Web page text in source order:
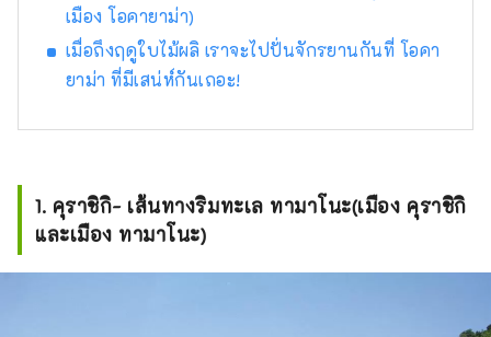
เมือง โอคายาม่า)
เมื่อถึงฤดูใบไม้ผลิ เราจะไปปั่นจักรยานกันที่ โอคา
ยาม่า ที่มีเสน่ห์กันเถอะ!
1. คุราชิกิ- เส้นทางริมทะเล ทามาโนะ(เมือง คุราชิกิ
และเมือง ทามาโนะ)